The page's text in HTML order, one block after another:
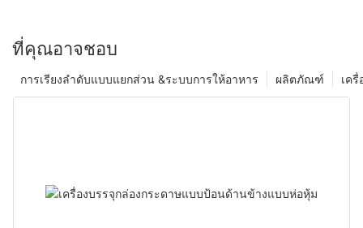
ที่คุณอาจชอบ
เค
ผลิตภัณฑ์
การเรียงลำดับแบบแยกส่วน &ระบบการให้อาหาร